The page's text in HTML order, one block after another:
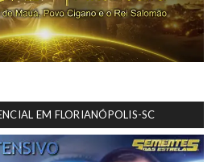
EM FLORIANÓPOLIS-SC